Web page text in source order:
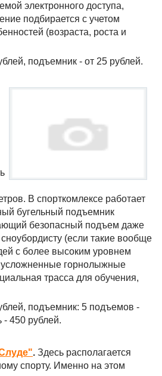
электронного доступа,
подбирается с учетом
(возраста, роста и
подъемник - от 25 рублей.
В спорткомлексе работает
бугельный подъемник
безопасный подъем даже
(если такие вообще
с более высоким уровнем
усложненные горнолыжные
трасса для обучения,
подъемник: 5 подъемов -
- 450 рублей.
. Здесь располагается
спорту. Именно на этом